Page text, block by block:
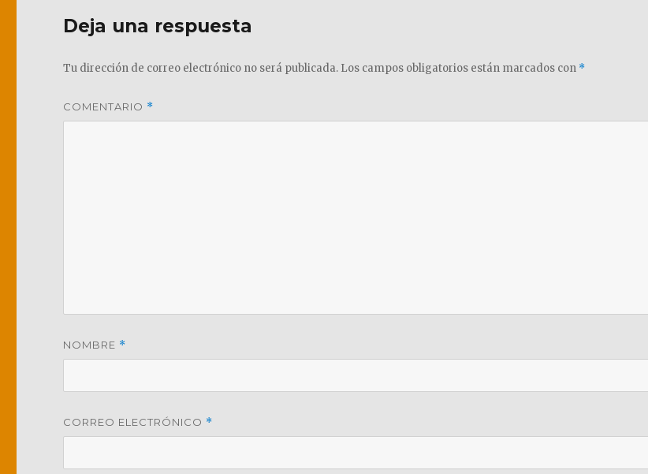
Deja una respuesta
Tu dirección de correo electrónico no será publicada. Los campos obligatorios están marcados con *
COMENTARIO *
NOMBRE *
CORREO ELECTRÓNICO *